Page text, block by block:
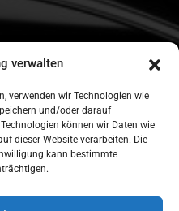
verwalten
verwenden wir Technologien wie
und/oder darauf
können wir Daten wie
dieser Website verarbeiten. Die
kann bestimmte